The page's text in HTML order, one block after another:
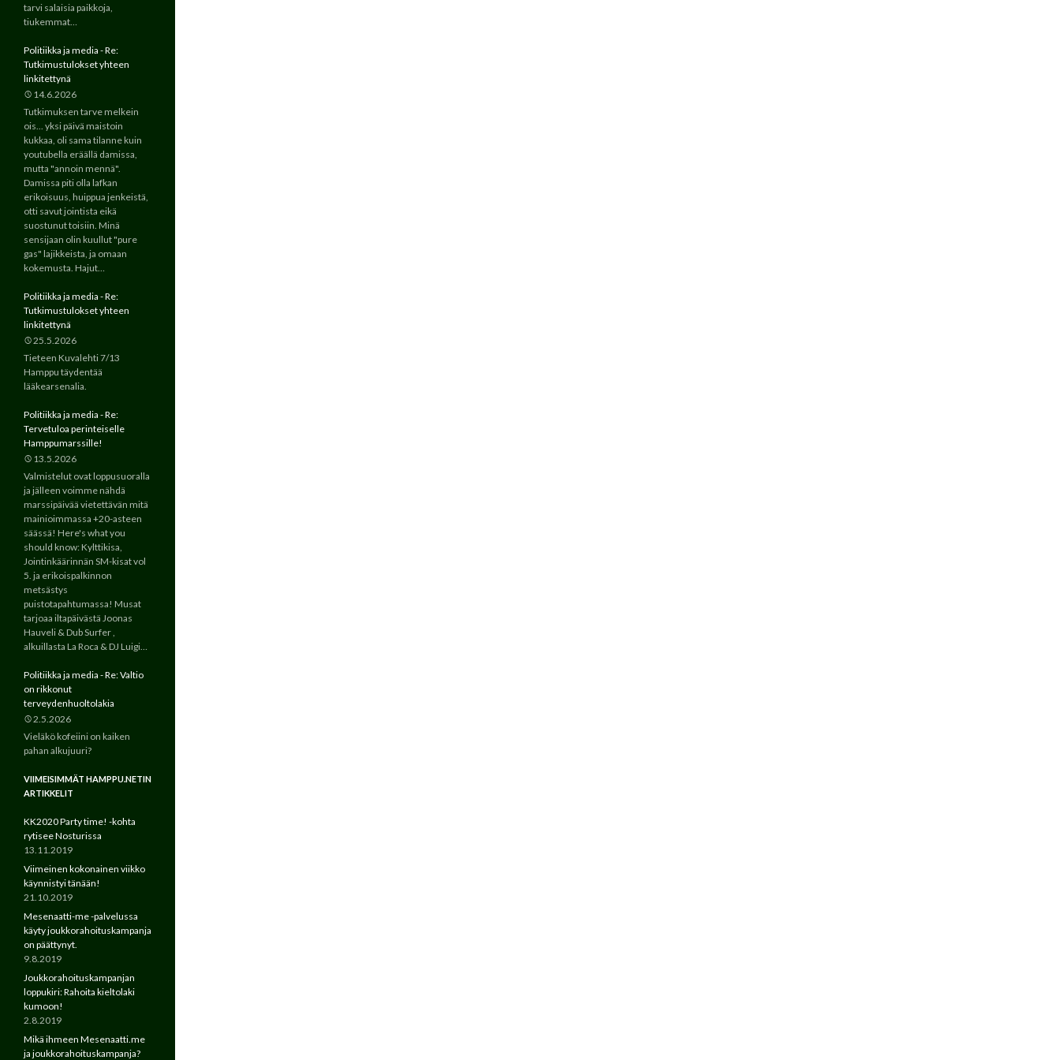
tarvi salaisia paikkoja,
tiukemmat…
Politiikka ja media - Re:
Tutkimustulokset yhteen
linkitettynä
14.6.2026
Tutkimuksen tarve melkein
ois... yksi päivä maistoin
kukkaa, oli sama tilanne kuin
youtubella eräällä damissa,
mutta "annoin mennä".
Damissa piti olla lafkan
erikoisuus, huippua jenkeistä,
otti savut jointista eikä
suostunut toisiin. Minä
sensijaan olin kuullut "pure
gas" lajikkeista, ja omaan
kokemusta. Hajut…
Politiikka ja media - Re:
Tutkimustulokset yhteen
linkitettynä
25.5.2026
Tieteen Kuvalehti 7/13
Hamppu täydentää
lääkearsenalia.
Politiikka ja media - Re:
Tervetuloa perinteiselle
Hamppumarssille!
13.5.2026
Valmistelut ovat loppusuoralla
ja jälleen voimme nähdä
marssipäivää vietettävän mitä
mainioimmassa +20-asteen
säässä! Here's what you
should know: Kylttikisa,
Jointinkäärinnän SM-kisat vol
5. ja erikoispalkinnon
metsästys
puistotapahtumassa! Musat
tarjoaa iltapäivästä Joonas
Hauveli & Dub Surfer ,
alkuillasta La Roca & DJ Luigi…
Politiikka ja media - Re: Valtio
on rikkonut
terveydenhuoltolakia
2.5.2026
Vieläkö kofeiini on kaiken
pahan alkujuuri?
VIIMEISIMMÄT HAMPPU.NETIN
ARTIKKELIT
KK2020 Party time! -kohta
rytisee Nosturissa
13.11.2019
Viimeinen kokonainen viikko
käynnistyi tänään!
21.10.2019
Mesenaatti-me -palvelussa
käyty joukkorahoituskampanja
on päättynyt.
9.8.2019
Joukkorahoituskampanjan
loppukiri: Rahoita kieltolaki
kumoon!
2.8.2019
Mikä ihmeen Mesenaatti.me
ja joukkorahoituskampanja?